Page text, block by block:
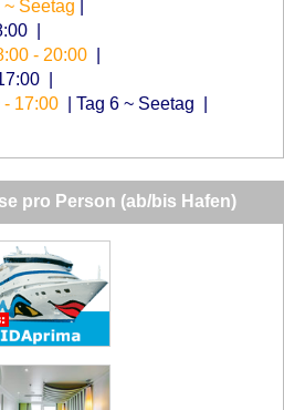
~ Seetag
- 20:00
- 17:00
Tag 6 ~ Seetag
pro Person (ab/bis Hafen)